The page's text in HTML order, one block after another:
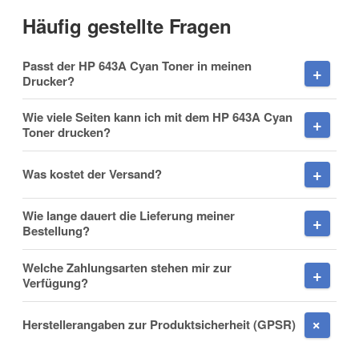
Nachname
Firma
Häufig gestellte Fragen
Passt der HP 643A Cyan Toner in meinen
Drucker?
Wie viele Seiten kann ich mit dem HP 643A Cyan
Toner drucken?
Was kostet der Versand?
Wie lange dauert die Lieferung meiner
Bestellung?
Welche Zahlungsarten stehen mir zur
Verfügung?
Herstellerangaben zur Produktsicherheit (GPSR)